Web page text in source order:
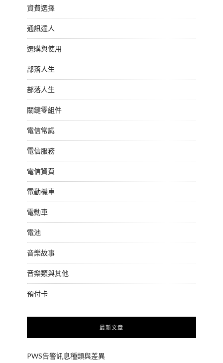
資費選擇
通訊達人
選購與使用
部落人生
部落人生
關鍵零組件
電信常識
電信服務
電信資費
電動機車
電動車
電池
音樂故事
音樂類與其他
預付卡
最新文章
PWS告警訊息種類與差異